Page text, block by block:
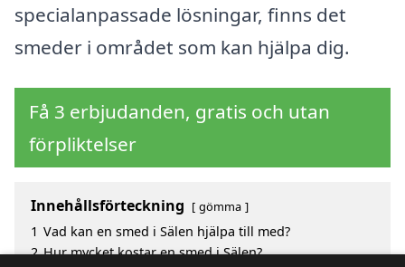
specialanpassade lösningar, finns det
smeder i området som kan hjälpa dig.
Få 3 erbjudanden, gratis och utan
förpliktelser
Innehållsförteckning gömma
1 Vad kan en smed i Sälen hjälpa till med?
2 Hur mycket kostar en smed i Sälen?